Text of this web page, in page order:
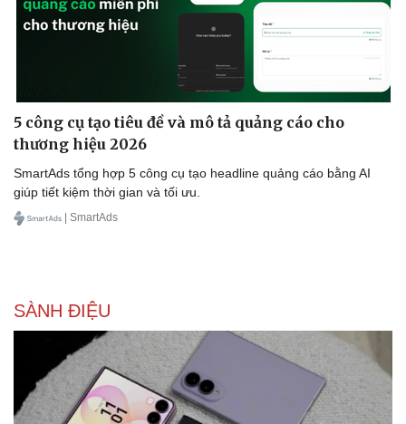
5 công cụ tạo tiêu đề và mô tả quảng cáo cho
thương hiệu 2026
SmartAds tổng hợp 5 công cụ tạo headline quảng cáo bằng AI
giúp tiết kiệm thời gian và tối ưu.
| SmartAds
SÀNH ĐIỆU